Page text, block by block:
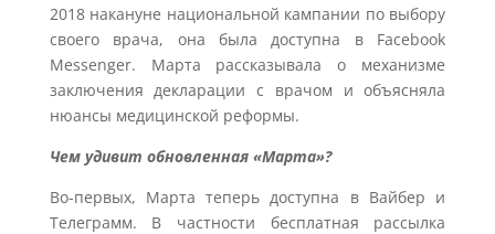
2018 накануне национальной кампании по выбору
своего врача, она была доступна в Facebook
Messenger. Марта рассказывала о механизме
заключения декларации с врачом и объясняла
нюансы медицинской реформы.
Чем удивит обновленная «Марта»?
Во-первых, Марта теперь доступна в Вайбер и
Телеграмм. В частности бесплатная рассылка